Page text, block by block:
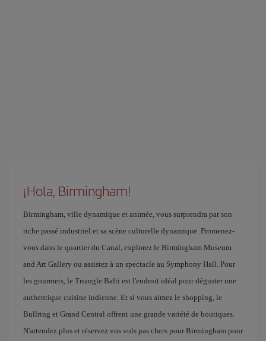
¡Hola, Birmingham!
Birmingham, ville dynamique et animée, vous surprendra par son
riche passé industriel et sa scène culturelle dynamique. Promenez-
vous dans le quartier du Canal, explorez le Birmingham Museum
and Art Gallery ou assistez à un spectacle au Symphony Hall. Pour
les gourmets, le Triangle Balti est l'endroit idéal pour déguster une
authentique cuisine indienne. Et si vous aimez le shopping, le
Bullring et Grand Central offrent une grande variété de boutiques.
N'attendez plus et réservez vos vols pas chers pour Birmingham pour